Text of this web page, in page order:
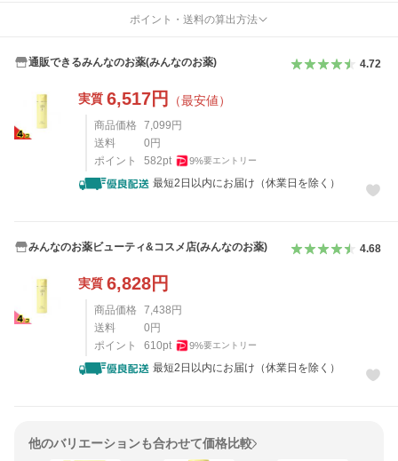
ポイント・送料の算出方法
通販できるみんなのお薬(みんなのお薬) 4.72
実質 6,517円 （最安値）
商品価格 7,099 円
送料
0 円
ポイント
582pt 9%要エントリー
最短2日以内にお届け（休業日を除く）
みんなのお薬ビューティ&コスメ店(みんなのお薬) 4.68
実質 6,828円
商品価格 7,438 円
送料
0 円
ポイント
610pt 9%要エントリー
最短2日以内にお届け（休業日を除く）
他のバリエーションも合わせて価格比較